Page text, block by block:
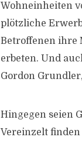
Wohneinheiten
plötzliche
Betroffenen ihre
erbeten. Und
Gordon
Hingegen seien
Vereinzelt